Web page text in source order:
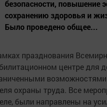
безопасности, повышение
сохранению здоровья и
Было проведено общее...
празднования
центре для
охраны труда. Все
были направлены на